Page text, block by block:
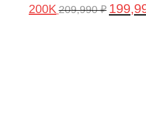
200K 209,990₽